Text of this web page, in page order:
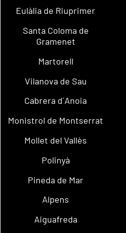
Eulàlia de Riuprimer
Santa Coloma de
Gramenet
Martorell
Vilanova de Sau
Cabrera d´Anoia
Monistrol de Montserrat
Mollet del Vallès
Polinyà
Pineda de Mar
Alpens
Aiguafreda